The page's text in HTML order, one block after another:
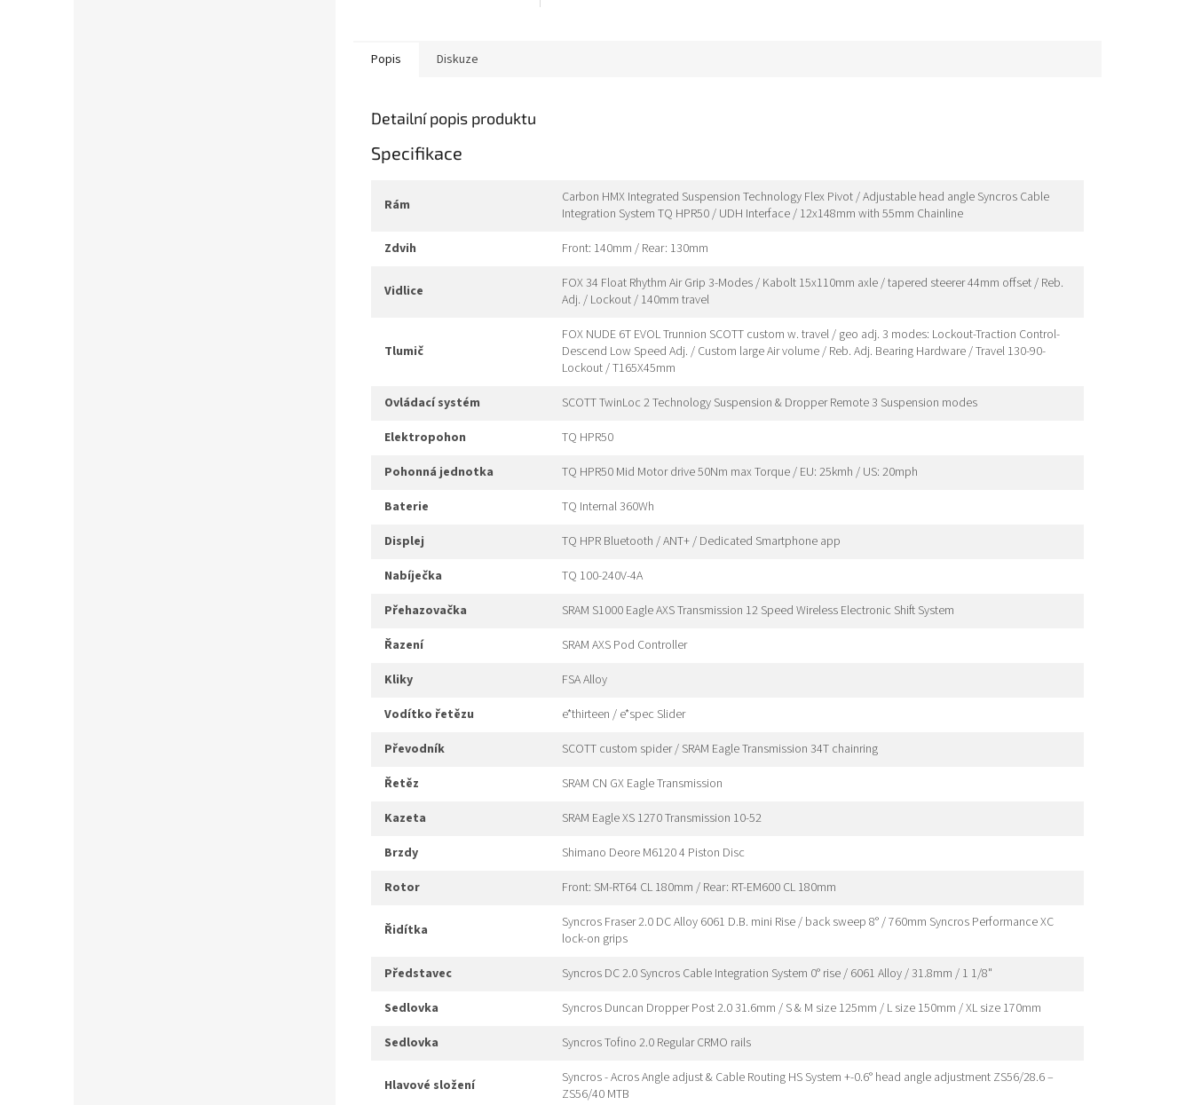
Popis Diskuze
Detailní popis produktu
Specifikace
rám
Carbon HMX Integrated Suspension Technology Flex Pivot / Adjustable head angle Syncros Cable
Integration System TQ HPR50 / UDH Interface / 12x148mm with 55mm Chainline
zdvih
Front: 140mm / Rear: 130mm
vidlice
FOX 34 Float Rhythm Air Grip 3-Modes / Kabolt 15x110mm axle / tapered steerer 44mm offset / Reb.
Adj. / Lockout / 140mm travel
tlumič
FOX NUDE 6T EVOL Trunnion SCOTT custom w. travel / geo adj. 3 modes: Lockout-Traction Control-
Descend Low Speed Adj. / Custom large Air volume / Reb. Adj. Bearing Hardware / Travel 130-90-
Lockout / T165X45mm
ovládací systém
SCOTT TwinLoc 2 Technology Suspension & Dropper Remote 3 Suspension modes
elektropohon
TQ HPR50
pohonná jednotka
TQ HPR50 Mid Motor drive 50Nm max Torque / EU: 25kmh / US: 20mph
baterie
TQ Internal 360Wh
displej
TQ HPR Bluetooth / ANT+ / Dedicated Smartphone app
nabíječka
TQ 100-240V-4A
přehazovačka
SRAM S1000 Eagle AXS Transmission 12 Speed Wireless Electronic Shift System
řazení
SRAM AXS Pod Controller
kliky
FSA Alloy
vodítko řetězu
e*thirteen / e*spec Slider
převodník
SCOTT custom spider / SRAM Eagle Transmission 34T chainring
řetěz
SRAM CN GX Eagle Transmission
kazeta
SRAM Eagle XS 1270 Transmission 10-52
brzdy
Shimano Deore M6120 4 Piston Disc
rotor
Front: SM-RT64 CL 180mm / Rear: RT-EM600 CL 180mm
řidítka
Syncros Fraser 2.0 DC Alloy 6061 D.B. mini Rise / back sweep 8° / 760mm Syncros Performance XC
lock-on grips
představec
Syncros DC 2.0 Syncros Cable Integration System 0° rise / 6061 Alloy / 31.8mm / 1 1/8"
sedlovka
Syncros Duncan Dropper Post 2.0 31.6mm / S & M size 125mm / L size 150mm / XL size 170mm
sedlovka
Syncros Tofino 2.0 Regular CRMO rails
hlavové složení
Syncros - Acros Angle adjust & Cable Routing HS System +-0.6° head angle adjustment ZS56/28.6 –
ZS56/40 MTB